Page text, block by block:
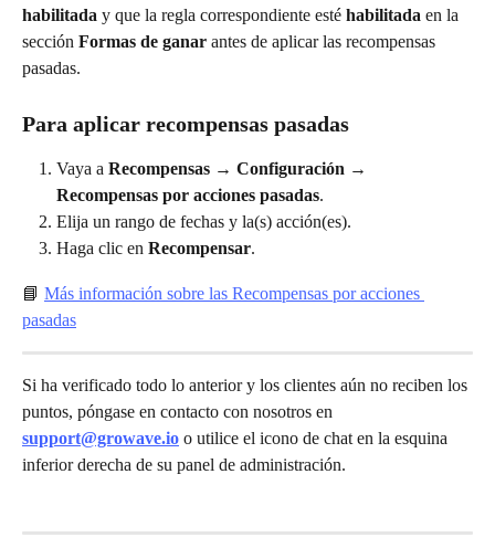
habilitada y que la regla correspondiente esté habilitada en la
sección Formas de ganar antes de aplicar las recompensas
pasadas.
Para aplicar recompensas pasadas
Vaya a Recompensas → Configuración →
Recompensas por acciones pasadas.
Elija un rango de fechas y la(s) acción(es).
Haga clic en Recompensar.
📘 Más información sobre las Recompensas por acciones
pasadas
Si ha verificado todo lo anterior y los clientes aún no reciben los
puntos, póngase en contacto con nosotros en
support@growave.io o utilice el icono de chat en la esquina
inferior derecha de su panel de administración.